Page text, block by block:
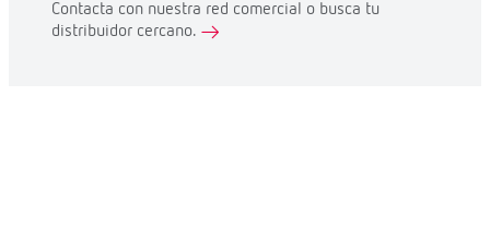
Contacta con nuestra red comercial o busca tu
distribuidor cercano.